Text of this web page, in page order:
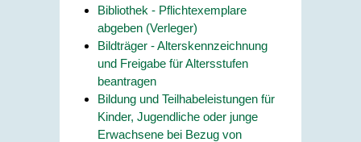
Bibliothek - Pflichtexemplare
abgeben (Verleger)
Bildträger - Alterskennzeichnung
und Freigabe für Altersstufen
beantragen
Bildung und Teilhabeleistungen für
Kinder, Jugendliche oder junge
Erwachsene bei Bezug von